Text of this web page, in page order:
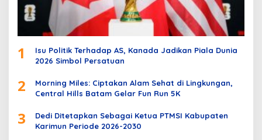
1
Isu Politik Terhadap AS, Kanada Jadikan Piala Dunia
2026 Simbol Persatuan
2
Morning Miles: Ciptakan Alam Sehat di Lingkungan,
Central Hills Batam Gelar Fun Run 5K
3
Dedi Ditetapkan Sebagai Ketua PTMSI Kabupaten
Karimun Periode 2026-2030